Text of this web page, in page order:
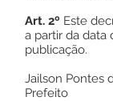
Art. 2º Este
a partir da data
publicação.
Jailson Pontes
Prefeito